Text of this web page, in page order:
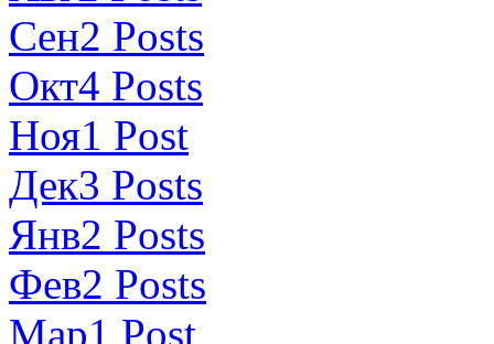
Сен2 Posts
Окт4 Posts
Ноя1 Post
Дек3 Posts
Янв2 Posts
Фев2 Posts
Мар1 Post